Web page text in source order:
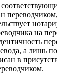
на
а лишь
в